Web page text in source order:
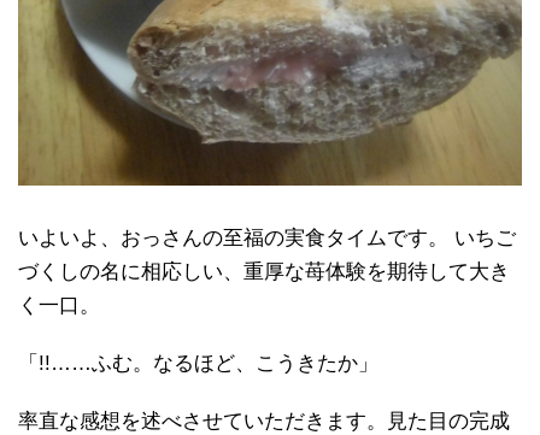
いよいよ、おっさんの至福の実食タイムです。 いちご
づくしの名に相応しい、重厚な苺体験を期待して大き
く一口。
「!!……ふむ。なるほど、こうきたか」
率直な感想を述べさせていただきます。見た目の完成